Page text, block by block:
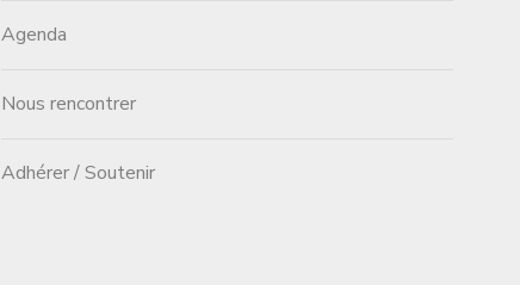
Agenda
Nous rencontrer
Adhérer / Soutenir